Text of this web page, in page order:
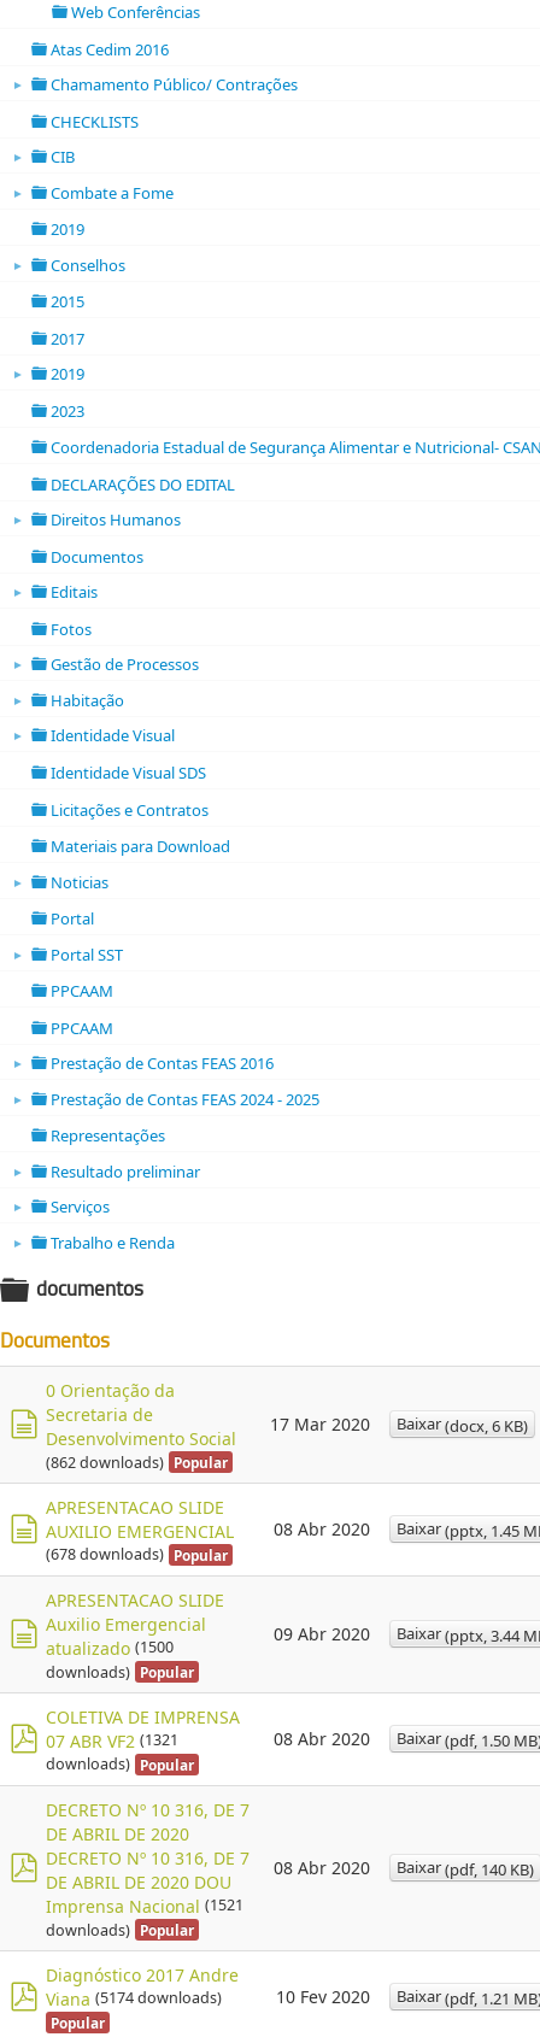
Web Conferências
Atas Cedim 2016
► Chamamento Público/ Contrações
CHECKLISTS
► CIB
► Combate a Fome
2019
► Conselhos
2015
2017
► 2019
2023
Coordenadoria Estadual de Segurança Alimentar e Nutricional-
DECLARAÇÕES DO EDITAL
► Direitos Humanos
Documentos
► Editais
Fotos
► Gestão de Processos
►
folder open
Habitação
► Identidade Visual
Identidade Visual SDS
Licitações e Contratos
Materiais para Download
► Noticias
Portal
► Portal SST
PPCAAM
PPCAAM
►
folder open
Prestação de Contas FEAS 2016
►
folder open
Prestação de Contas FEAS 2024 - 2025
folder
Representações
► Resultado preliminar
►
folder open
Serviços
► Trabalho e Renda
documentos
Documentos
o
c
u
n
t
0 Orientação da
Secretaria de
Desenvolvimento Social
(862 downloads) Popular
17 Mar 2020 Baixar(docx, 6 KB)
o
c
u
e
n
t
o
APRESENTACAO SLIDE
AUXILIO EMERGENCIAL
(678 downloads) Popular
08 Abr 2020 Baixar(pptx, 1.45
o
c
u
t
o
APRESENTACAO SLIDE
Auxilio Emergencial
atualizado (1500
downloads) Popular
09 Abr 2020 Baixar(pptx, 3.44
d
COLETIVA DE IMPRENSA
07 ABR VF2 (1321
downloads) Popular
08 Abr 2020 Baixar(pdf, 1.50 MB
f
DECRETO Nº 10 316, DE 7
DE ABRIL DE 2020
DECRETO Nº 10 316, DE 7
DE ABRIL DE 2020 DOU
Imprensa Nacional (1521
downloads) Popular
08 Abr 2020 Baixar(pdf, 140 KB)
Diagnóstico 2017 Andre
Viana (5174 downloads)
Popular
10 Fev 2020 Baixar(pdf, 1.21 MB